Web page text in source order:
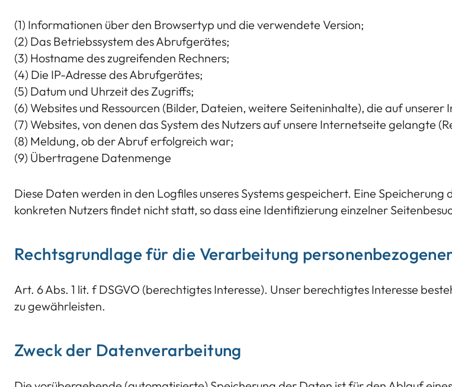
(1) Informationen über den Browsertyp und die verwendete Version;
(2) Das Betriebssystem des Abrufgerätes;
(3) Hostname des zugreifenden Rechners;
(4) Die IP-Adresse des Abrufgerätes;
(5) Datum und Uhrzeit des Zugriffs;
(6) Websites und Ressourcen (Bilder, Dateien, weitere Seiteninhalte), die auf
(7) Websites, von denen das System des Nutzers auf unsere Internetseite gelangte
(8) Meldung, ob der Abruf erfolgreich war;
(9) Übertragene Datenmenge
Diese Daten werden in den Logfiles unseres Systems gespeichert. Eine
konkreten Nutzers findet nicht statt, so dass eine Identifizierung einzelner
Rechtsgrundlage für die Verarbeitung
Art. 6 Abs. 1 lit. f DSGVO (berechtigtes Interesse). Unser berechtigtes Interesse
zu gewährleisten.
Zweck der Datenverarbeitung